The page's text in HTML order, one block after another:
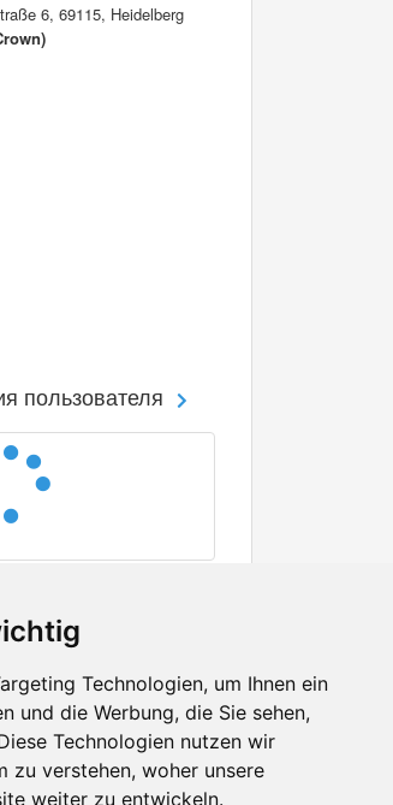
Technologien, um Ihnen ein
und die Werbung, die Sie sehen,
Technologien nutzen wir
zu verstehen, woher unsere
weiter zu entwickeln.
6, 69115, Heidelberg
пользователя